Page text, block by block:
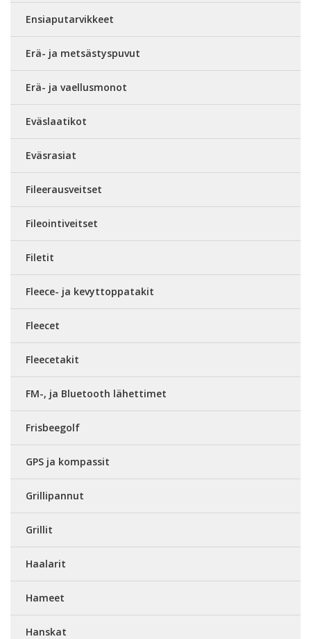
Ensiaputarvikkeet
Erä- ja metsästyspuvut
Erä- ja vaellusmonot
Eväslaatikot
Eväsrasiat
Fileerausveitset
Fileointiveitset
Filetit
Fleece- ja kevyttoppatakit
Fleecet
Fleecetakit
FM-, ja Bluetooth lähettimet
Frisbeegolf
GPS ja kompassit
Grillipannut
Grillit
Haalarit
Hameet
Hanskat